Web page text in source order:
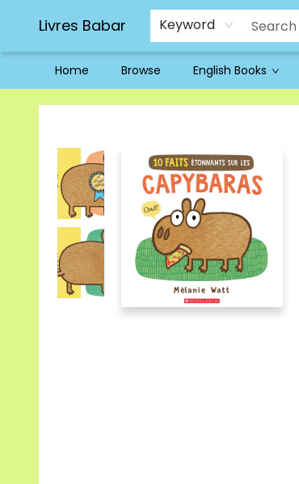
Livres Babar Keyword
Home Browse English Books
Livres Babar